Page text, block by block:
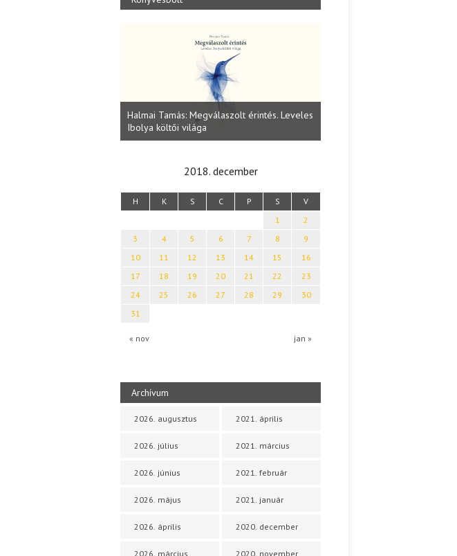
Halmai Tamás: Megválaszolt érintés. Leveles
Ibolya költői világa
2018. december
H K S C P S V
« nov jan »
1
2
3
4 5 6 7 8
9
10
11 12 13 14 15
16
17
18 19 20 21 22
23
24
25 26 27 28 29
30
31
Archívum
2026. augusztus
2026. július
2026. június
2026. május
2026. április
2026. március
2021. április
2021. március
2021. február
2021. január
2020. december
2020. november